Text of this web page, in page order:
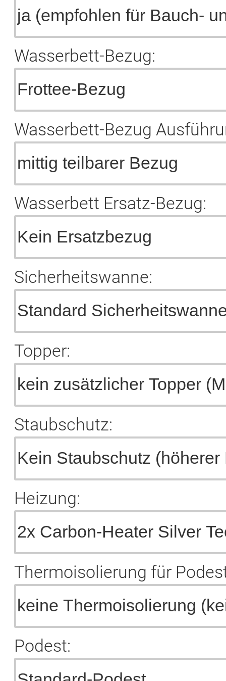
Wasserbett-Bezug:
Wasserbett-Bezug
Wasserbett Ersatz-Bezug:
Sicherheitswanne:
Topper:
Staubschutz:
Heizung:
Thermoisolierung für
Podest: